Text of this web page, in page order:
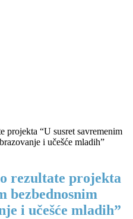
rezultate projekta
bezbednosnim
i učešće mladih”